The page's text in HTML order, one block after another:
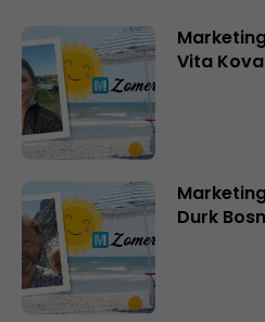
Vita
Durk